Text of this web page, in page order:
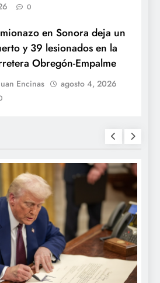
0
en Sonora deja un
y 39 lesionados en la
Obregón-Empalme
Encinas agosto 4, 2026